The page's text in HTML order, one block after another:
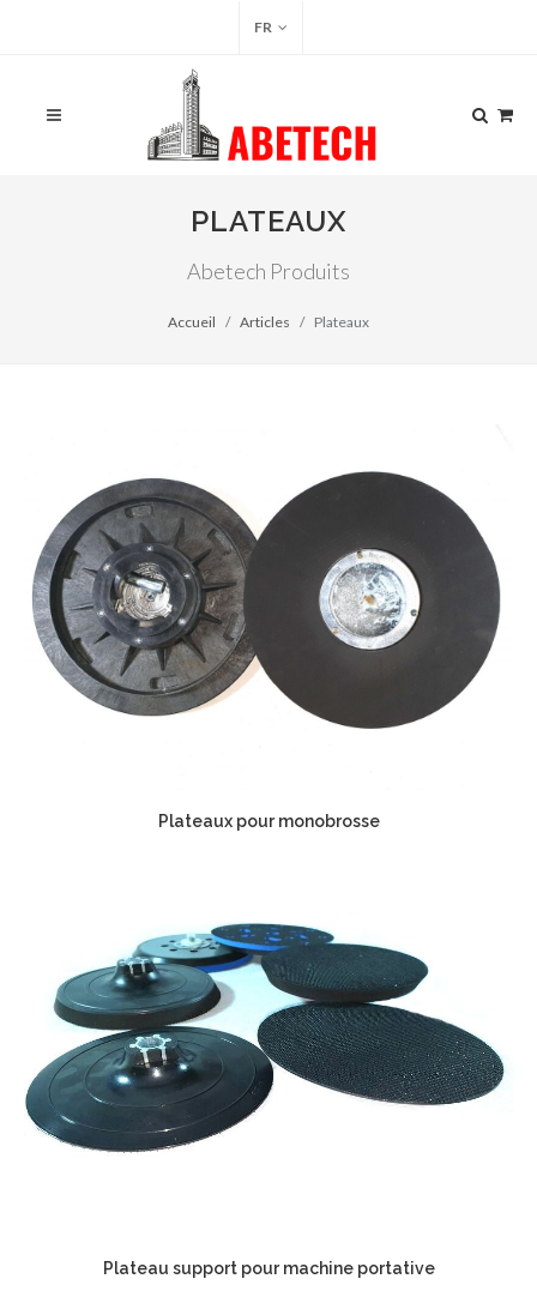
FR
PLATEAUX
Abetech Produits
Accueil Articles Plateaux
Plateaux pour monobrosse
Plateau support pour machine portative